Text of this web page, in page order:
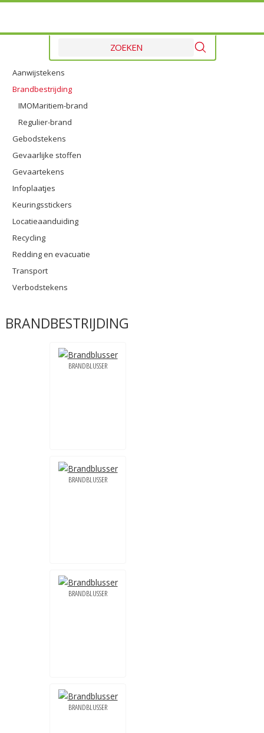
Aanwijstekens
Brandbestrijding
IMOMaritiem-brand
Regulier-brand
Gebodstekens
Gevaarlijke stoffen
Gevaartekens
Infoplaatjes
Keuringsstickers
Locatieaanduiding
Recycling
Redding en evacuatie
Transport
Verbodstekens
BRANDBESTRIJDING
BRANDBLUSSER
BRANDBLUSSER
BRANDBLUSSER
BRANDBLUSSER